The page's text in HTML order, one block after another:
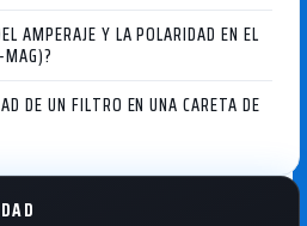
AMPERAJE Y LA POLARIDAD EN EL
MAG)?
DE UN FILTRO EN UNA CARETA DE